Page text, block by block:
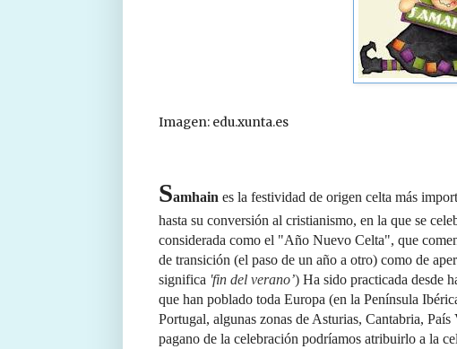
Imagen: edu.xunta.es
Samhain es la festividad de origen celta más
hasta su conversión al cristianismo, en la que se
considerada como el "Año Nuevo Celta", que
de transición (el paso de un año a otro) como de
significa 'fin del verano’) Ha sido practicada desde
que han poblado toda Europa (en la Península
Portugal, algunas zonas de Asturias, Cantabria,
pagano de la celebración podríamos atribuirlo a la